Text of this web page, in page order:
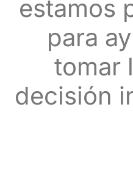
estamos
para
tomar
decisión